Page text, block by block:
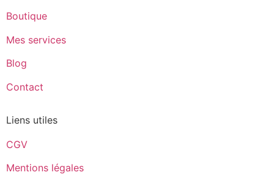
Boutique
Mes services
Blog
Contact
Liens utiles
CGV
Mentions légales